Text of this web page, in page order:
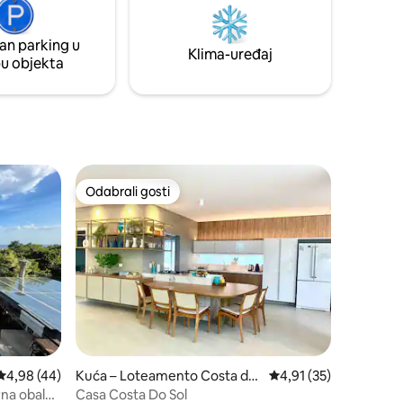
kuću
za roštilj i sudoper. Idealna kuća za 5
parking u
objekta
Klima-uređaj
ocjena: 4,98/5, recenzija: 44
4,98 (44)
obala
Odabrali gosti
Odabrali gosti
Kuća – Loteamento Costa do
Sol
Prosječna ocjena:
4,91 (35)
Casa Costa Do Sol